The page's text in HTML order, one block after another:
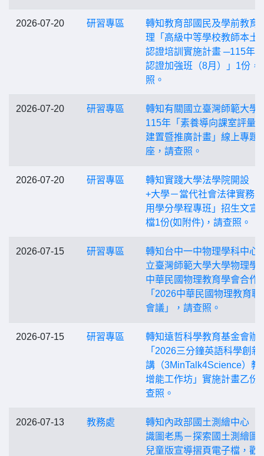
2026-07-20 研習專區
轉知教育部國民及學前教育
理「高級中等學校教師本土
認證培訓實施計畫 ─115年
認證加強班（8月）」1份，
照。
2026-07-20 研習專區
轉知有關國立臺灣師範大學
115年「素養導向課室評量
建置暨推廣計畫」線上專題
座，請查照。
2026-07-20 研習專區
轉知實踐大學法學院開設「
+大學－當代社會法律實務
用學分學程專班」招生文宣
檔1份(如附件)，請查照。
2026-07-15 研習專區
轉知台中一中物理學科中心
立臺灣師範大學大學物理學
中華民國物理教育學會合作
「2026中華民國物理教育聯
會議」，請查照。
2026-07-15 研習專區
轉知遠哲科學教育基金會辦
「2026三分鐘英語科學創新
講（3MinTalk4Science）教
增能工作坊」實施計畫乙份
查照。
2026-07-13 教務處
轉知內政部國土測繪中心「
識圖老馬－探索國土測繪圖
兒童版宣導摺頁電子檔，歡